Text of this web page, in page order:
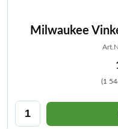
Milwaukee
(1